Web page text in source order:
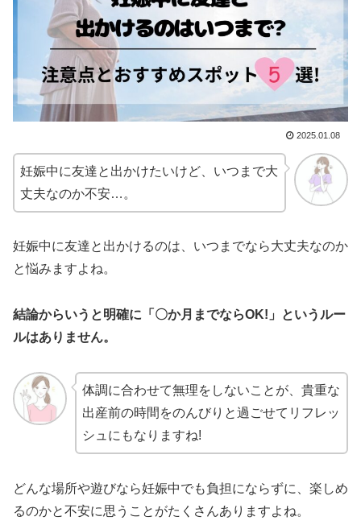
2025.01.08
妊娠中に友達と出かけたいけど、いつまで大
丈夫なのか不安…。
妊娠中に友達と出かけるのは、いつまでなら大丈夫なのか
と悩みますよね。
結論からいうと明確に「〇か月までならOK!」というルー
ルはありません。
体調に合わせて無理をしないことが、貴重な
出産前の時間をのんびりと過ごせてリフレッ
シュにもなりますね!
どんな場所や遊びなら妊娠中でも負担にならずに、楽しめ
るのかと不安に思うことがたくさんありますよね。